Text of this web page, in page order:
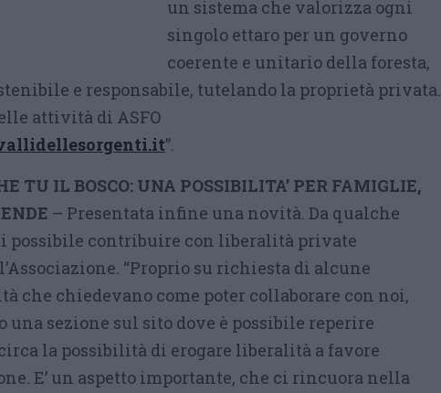
un sistema che valorizza ogni
singolo ettaro per un governo
coerente e unitario della foresta,
e responsabile, tutelando la proprietà privata.
attività di ASFO
”.
TU IL BOSCO: UNA POSSIBILITA’ PER FAMIGLIE,
– Presentata infine una novità. Da qualche
possibile contribuire con liberalità private
“Proprio su richiesta di alcune
che chiedevano come poter collaborare con noi,
una sezione sul sito dove è possibile reperire
la possibilità di erogare liberalità a favore
E’ un aspetto importante, che ci rincuora nella